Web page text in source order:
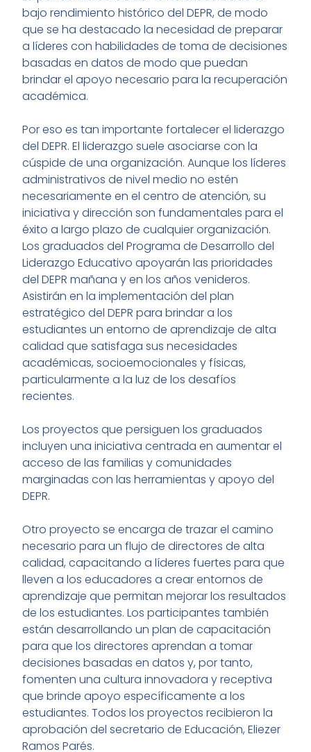
bajo rendimiento histórico del DEPR, de modo
que se ha destacado la necesidad de preparar
a líderes con habilidades de toma de decisiones
basadas en datos de modo que puedan
brindar el apoyo necesario para la recuperación
académica.
Por eso es tan importante fortalecer el liderazgo
del DEPR. El liderazgo suele asociarse con la
cúspide de una organización. Aunque los líderes
administrativos de nivel medio no estén
necesariamente en el centro de atención, su
iniciativa y dirección son fundamentales para el
éxito a largo plazo de cualquier organización.
Los graduados del Programa de Desarrollo del
Liderazgo Educativo apoyarán las prioridades
del DEPR mañana y en los años venideros.
Asistirán en la implementación del plan
estratégico del DEPR para brindar a los
estudiantes un entorno de aprendizaje de alta
calidad que satisfaga sus necesidades
académicas, socioemocionales y físicas,
particularmente a la luz de los desafíos
recientes.
Los proyectos que persiguen los graduados
incluyen una iniciativa centrada en aumentar el
acceso de las familias y comunidades
marginadas con las herramientas y apoyo del
DEPR.
Otro proyecto se encarga de trazar el camino
necesario para un flujo de directores de alta
calidad, capacitando a líderes fuertes para que
lleven a los educadores a crear entornos de
aprendizaje que permitan mejorar los resultados
de los estudiantes. Los participantes también
están desarrollando un plan de capacitación
para que los directores aprendan a tomar
decisiones basadas en datos y, por tanto,
fomenten una cultura innovadora y receptiva
que brinde apoyo específicamente a los
estudiantes. Todos los proyectos recibieron la
aprobación del secretario de Educación, Eliezer
Ramos Parés.